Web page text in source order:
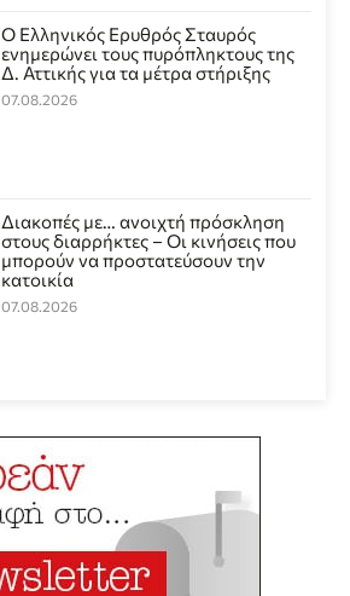
Ο Ελληνικός Ερυθρός Σταυρός
ενημερώνει τους πυρόπληκτους της
Δ. Αττικής για τα μέτρα στήριξης
07.08.2026
Διακοπές με… ανοιχτή πρόσκληση
στους διαρρήκτες – Οι κινήσεις που
μπορούν να προστατεύσουν την
κατοικία
07.08.2026